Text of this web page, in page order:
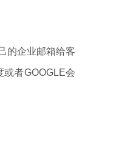
的企业邮箱给客
者GOOGLE会